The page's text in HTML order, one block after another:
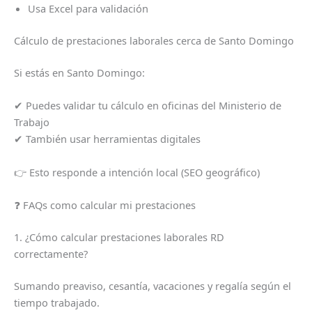
Usa Excel para validación
Cálculo de prestaciones laborales cerca de Santo Domingo
Si estás en Santo Domingo:
✔ Puedes validar tu cálculo en oficinas del Ministerio de
Trabajo
✔ También usar herramientas digitales
👉 Esto responde a intención local (SEO geográfico)
❓ FAQs como calcular mi prestaciones
1. ¿Cómo calcular prestaciones laborales RD
correctamente?
Sumando preaviso, cesantía, vacaciones y regalía según el
tiempo trabajado.